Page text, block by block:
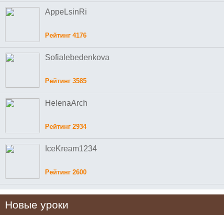
AppeLsinRi
Рейтинг 4176
Sofialebedenkova
Рейтинг 3585
HelenaArch
Рейтинг 2934
IceKream1234
Рейтинг 2600
Новые уроки